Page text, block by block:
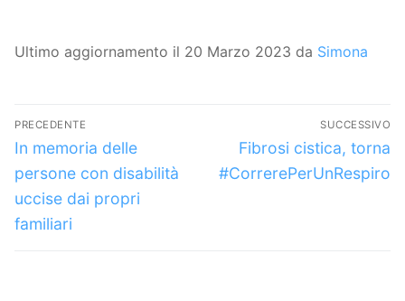
Ultimo aggiornamento il 20 Marzo 2023 da Simona
Navigazione
articoli
PRECEDENTE
Articolo
precedente:
In memoria delle
persone con disabilità
uccise dai propri
familiari
SUCCESSIVO
Articolo
successivo:
Fibrosi cistica, torna
#CorrerePerUnRespiro